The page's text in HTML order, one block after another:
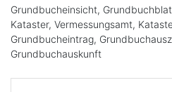
Grundbucheinsicht,
Kataster, Vermessungsamt,
Grundbucheintrag,
Grundbuchauskunft